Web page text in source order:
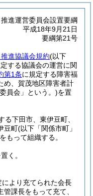
進運営委員会設置要綱
平成18年9月21日
要綱第21号
進協議会規約(以下
する協議会の運営に関
第1条に規定する障害福
め、賀茂地区障害者計
員会」という。)を置
る下田市、東伊豆町、
豆町(以下「関係市町」
もって組織する。
く。
により充てられた会長
課長をもって充て、